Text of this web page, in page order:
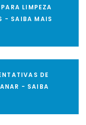
LIMPEZA
- SAIBA MAIS
DE
- SAIBA